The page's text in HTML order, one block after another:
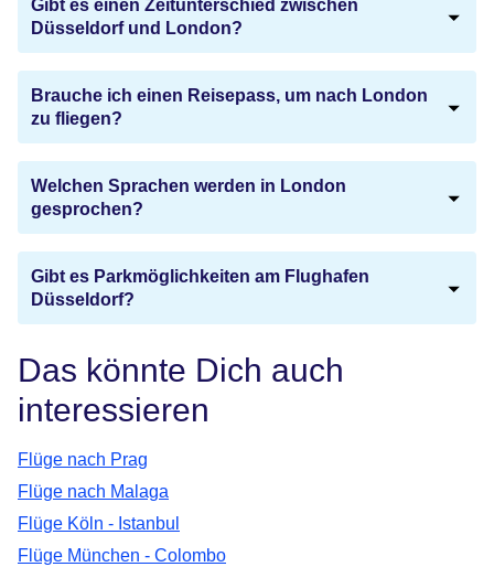
Gibt es einen Zeitunterschied zwischen
Düsseldorf und London?
Brauche ich einen Reisepass, um nach London
zu fliegen?
Welchen Sprachen werden in London
gesprochen?
Gibt es Parkmöglichkeiten am Flughafen
Düsseldorf?
Das könnte Dich auch
interessieren
Flüge nach Prag
Flüge nach Malaga
Flüge Köln - Istanbul
Flüge München - Colombo